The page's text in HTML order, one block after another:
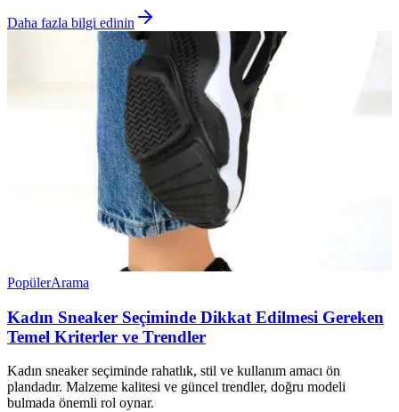
Daha fazla bilgi edinin
PopülerArama
Kadın Sneaker Seçiminde Dikkat Edilmesi Gereken
Temel Kriterler ve Trendler
Kadın sneaker seçiminde rahatlık, stil ve kullanım amacı ön
plandadır. Malzeme kalitesi ve güncel trendler, doğru modeli
bulmada önemli rol oynar.